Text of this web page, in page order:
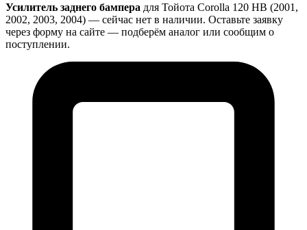
Усилитель заднего бампера для Тойота Corolla 120 HB (2001,
2002, 2003, 2004) — сейчас нет в наличии. Оставьте заявку
через форму на сайте — подберём аналог или сообщим о
поступлении.